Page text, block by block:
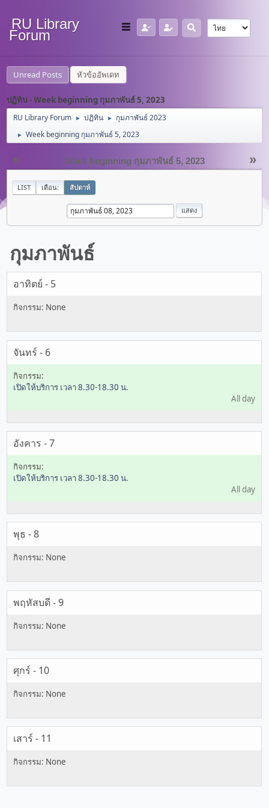
RU Library
Forum
Unread Posts หัวข้ออัพเดท
ปฏิทิน - Week beginning กุมภาพันธ์ 5, 2023
RU Library Forum ► ปฏิทิน ► กุมภาพันธ์ 2023
► Week beginning กุมภาพันธ์ 5, 2023
« »
Week beginning กุมภาพันธ์ 5, 2023
LIST เดือน: สัปดาห์
กุมภาพันธ์
อาทิตย์ - 5
จันทร์ - 6
เปิดให้บริการ เวลา 8.30-18.30 น.
All day
อังคาร - 7
เปิดให้บริการ เวลา 8.30-18.30 น.
All day
พุธ - 8
พฤหัสบดี - 9
ศุกร์ - 10
เสาร์ - 11